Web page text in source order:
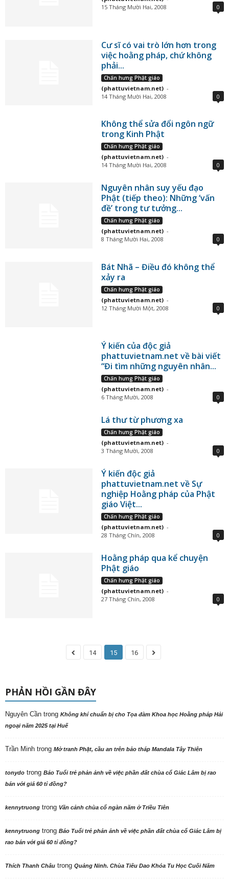
15 Tháng Mười Hai, 2008
0
Cư sĩ có vai trò lớn hơn trong
việc hoằng pháp, chứ không
phải...
Chấn hưng Phật giáo
(phattuvietnam.net) -
14 Tháng Mười Hai, 2008
0
Không thể sửa đổi ngôn ngữ
trong Kinh Phật
Chấn hưng Phật giáo
(phattuvietnam.net) -
14 Tháng Mười Hai, 2008
0
Nguyên nhân suy yếu đạo
Phật (tiếp theo): Những ‘vấn
đề’ trong tư tưởng...
Chấn hưng Phật giáo
(phattuvietnam.net) -
8 Tháng Mười Hai, 2008
0
Bát Nhã – Điều đó không thể
xảy ra
Chấn hưng Phật giáo
(phattuvietnam.net) -
12 Tháng Mười Một, 2008
0
Ý kiến của độc giả
phattuvietnam.net về bài viết
“Đi tìm những nguyên nhân...
Chấn hưng Phật giáo
(phattuvietnam.net) -
6 Tháng Mười, 2008
0
Lá thư từ phương xa
Chấn hưng Phật giáo
(phattuvietnam.net) -
3 Tháng Mười, 2008
0
Ý kiến độc giả
phattuvietnam.net về Sự
nghiệp Hoằng pháp của Phật
giáo Việt...
Chấn hưng Phật giáo
(phattuvietnam.net) -
28 Tháng Chín, 2008
0
Hoằng pháp qua kể chuyện
Phật giáo
Chấn hưng Phật giáo
(phattuvietnam.net) -
27 Tháng Chín, 2008
0
14 15 16
PHẢN HỒI GẦN ĐÂY
Nguyên Cần trong Không khí chuẩn bị cho Tọa đàm Khoa học Hoằng pháp Hải
ngoại năm 2025 tại Huế
Trần Minh trong Mở tranh Phật, cầu an trên bảo tháp Mandala Tây Thiên
tonydo trong Báo Tuổi trẻ phản ảnh về việc phần đất chùa cổ Giác Lâm bị rao
bán với giá 60 tỉ đồng?
kennytruong trong Vãn cảnh chùa cổ ngàn năm ở Triều Tiên
kennytruong trong Báo Tuổi trẻ phản ảnh về việc phần đất chùa cổ Giác Lâm bị
rao bán với giá 60 tỉ đồng?
Thích Thanh Châu trong Quảng Ninh. Chùa Tiêu Dao Khóa Tu Học Cuối Năm